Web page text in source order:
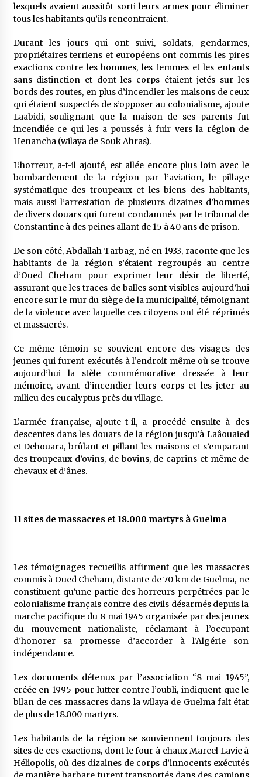
lesquels avaient aussitôt sorti leurs armes pour éliminer
tous les habitants qu’ils rencontraient.
Durant les jours qui ont suivi, soldats, gendarmes,
propriétaires terriens et européens ont commis les pires
exactions contre les hommes, les femmes et les enfants
sans distinction et dont les corps étaient jetés sur les
bords des routes, en plus d’incendier les maisons de ceux
qui étaient suspectés de s’opposer au colonialisme, ajoute
Laabidi, soulignant que la maison de ses parents fut
incendiée ce qui les a poussés à fuir vers la région de
Henancha (wilaya de Souk Ahras).
L’horreur, a-t-il ajouté, est allée encore plus loin avec le
bombardement de la région par l’aviation, le pillage
systématique des troupeaux et les biens des habitants,
mais aussi l’arrestation de plusieurs dizaines d’hommes
de divers douars qui furent condamnés par le tribunal de
Constantine à des peines allant de 15 à 40 ans de prison.
De son côté, Abdallah Tarbag, né en 1933, raconte que les
habitants de la région s’étaient regroupés au centre
d’Oued Cheham pour exprimer leur désir de liberté,
assurant que les traces de balles sont visibles aujourd’hui
encore sur le mur du siège de la municipalité, témoignant
de la violence avec laquelle ces citoyens ont été réprimés
et massacrés.
Ce même témoin se souvient encore des visages des
jeunes qui furent exécutés à l’endroit même où se trouve
aujourd’hui la stèle commémorative dressée à leur
mémoire, avant d’incendier leurs corps et les jeter au
milieu des eucalyptus près du village.
L’armée française, ajoute-t-il, a procédé ensuite à des
descentes dans les douars de la région jusqu’à Laâouaied
et Dehouara, brûlant et pillant les maisons et s’emparant
des troupeaux d’ovins, de bovins, de caprins et même de
chevaux et d’ânes.
11 sites de massacres et 18.000 martyrs à Guelma
Les témoignages recueillis affirment que les massacres
commis à Oued Cheham, distante de 70 km de Guelma, ne
constituent qu’une partie des horreurs perpétrées par le
colonialisme français contre des civils désarmés depuis la
marche pacifique du 8 mai 1945 organisée par des jeunes
du mouvement nationaliste, réclamant à l’occupant
d’honorer sa promesse d’accorder à l’Algérie son
indépendance.
Les documents détenus par l’association “8 mai 1945”,
créée en 1995 pour lutter contre l’oubli, indiquent que le
bilan de ces massacres dans la wilaya de Guelma fait état
de plus de 18.000 martyrs.
Les habitants de la région se souviennent toujours des
sites de ces exactions, dont le four à chaux Marcel Lavie à
Héliopolis, où des dizaines de corps d’innocents exécutés